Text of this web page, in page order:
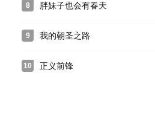
了著名的特务追踪电视新闻记
是一名非常有名的小提琴演奏家，对这项
8 胖妹子也会有春天
9 我的朝圣之路
10 正义前锋